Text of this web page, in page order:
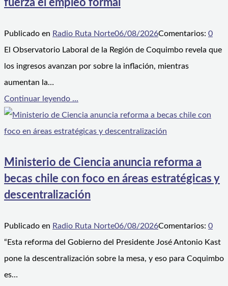
fuerza el empleo formal
Publicado en Radio Ruta Norte06/08/2026Comentarios: 0
El Observatorio Laboral de la Región de Coquimbo revela que
los ingresos avanzan por sobre la inflación, mientras
aumentan la…
Continuar leyendo ...
Ministerio de Ciencia anuncia reforma a
becas chile con foco en áreas estratégicas y
descentralización
Publicado en Radio Ruta Norte06/08/2026Comentarios: 0
“Esta reforma del Gobierno del Presidente José Antonio Kast
pone la descentralización sobre la mesa, y eso para Coquimbo
es…